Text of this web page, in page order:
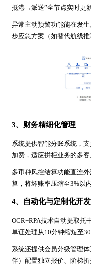
抵港→派送”全节点实时更新
异常主动预警功能能在发
步应急方案（如替代航线推
3、财务精细化管理
系统提供智能分账系统，
加费，适应拼柜业务的多客
多币种风控结算功能直连
算，将坏账率压缩至3%以内
4、自动化与定制化开发
OCR+RPA技术自动提取托
单证处理从10分钟缩短至30
系统还提供会员分级管理
伴）配置独立报价、阶梯